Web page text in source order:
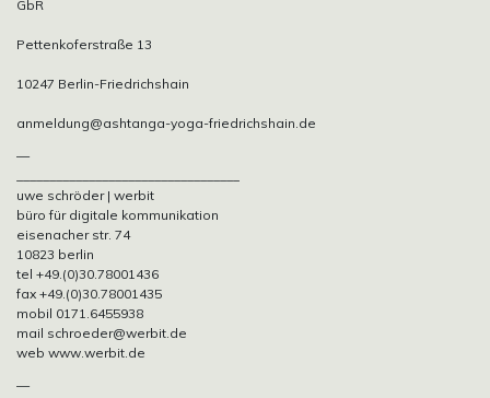
GbR
Pettenkoferstraße 13
10247 Berlin-Friedrichshain
anmeldung@ashtanga-yoga-friedrichshain.de
—
uwe schröder | werbit
büro für digitale kommunikation
eisenacher str. 74
10823 berlin
tel +49.(0)30.78001436
fax +49.(0)30.78001435
mobil 0171.6455938
mail schroeder@werbit.de
web www.werbit.de
—